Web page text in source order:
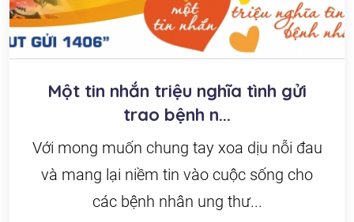
Một tin nhắn triệu nghĩa tình gửi
trao bệnh n...
Với mong muốn chung tay xoa dịu nỗi đau
và mang lại niềm tin vào cuộc sống cho
các bệnh nhân ung thư...